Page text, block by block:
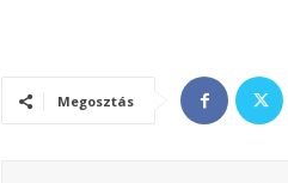
Megosztás